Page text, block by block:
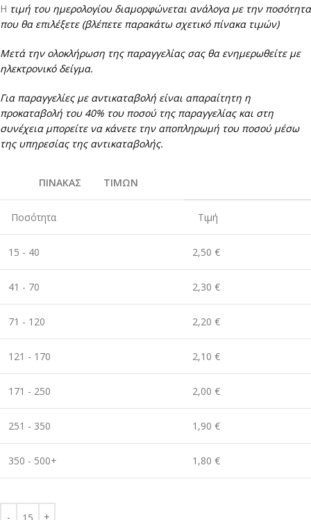
Η τιμή του ημερολογίου διαμορφώνεται ανάλογα με την ποσότητα
που θα επιλέξετε (βλέπετε παρακάτω σχετικό πίνακα τιμών)
Μετά την ολοκλήρωση της παραγγελίας σας θα ενημερωθείτε με
ηλεκτρονικό δείγμα.
Για παραγγελίες με αντικαταβολή είναι απαραίτητη η
προκαταβολή του 40% του ποσού της παραγγελίας και στη
συνέχεια μπορείτε να κάνετε την αποπληρωμή του ποσού μέσω
της υπηρεσίας της αντικαταβολής.
ΠΙΝΑΚΑΣ ΤΙΜΩΝ
Ποσότητα Τιμή
15 - 40 2,50 €
41 - 70 2,30 €
71 - 120 2,20 €
121 - 170 2,10 €
171 - 250 2,00 €
251 - 350 1,90 €
350 - 500+ 1,80 €